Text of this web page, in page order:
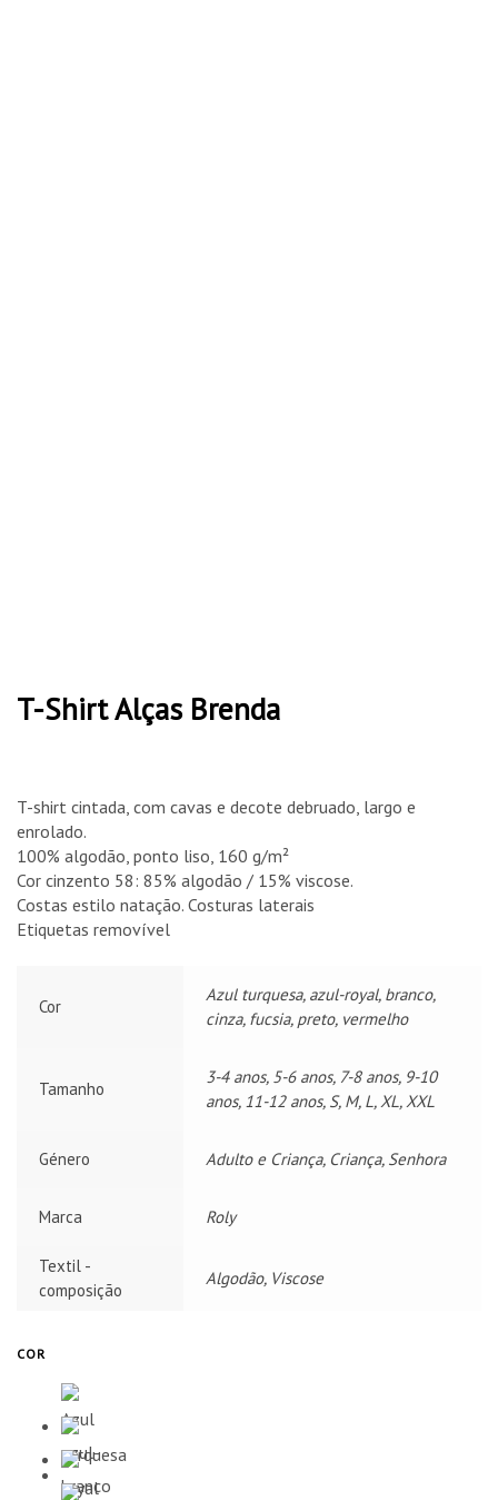
T-Shirt Alças Brenda
T-shirt cintada, com cavas e decote debruado, largo e
enrolado.
100% algodão, ponto liso, 160 g/m²
Cor cinzento 58: 85% algodão / 15% viscose.
Costas estilo natação. Costuras laterais
Etiquetas removível
Cor
Azul turquesa, azul-royal, branco,
cinza, fucsia, preto, vermelho
Tamanho
3-4 anos, 5-6 anos, 7-8 anos, 9-10
anos, 11-12 anos, S, M, L, XL, XXL
Género Adulto e Criança, Criança, Senhora
Marca Roly
Textil -
composição
Algodão, Viscose
COR